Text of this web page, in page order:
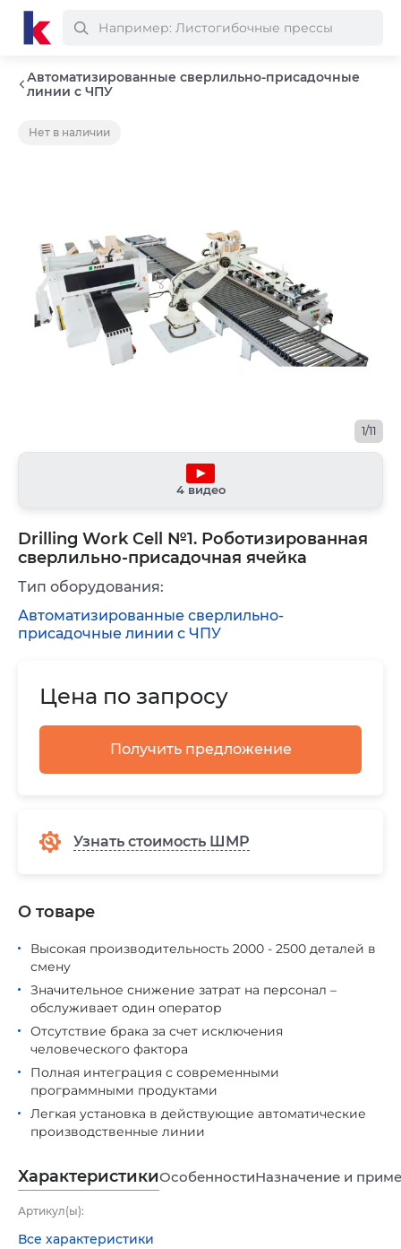
Автоматизированные сверлильно-присадочные
линии с ЧПУ
Нет в наличии
Drilling Work Cell №1. Роботизированная
сверлильно-присадочная ячейка
1/11
4 видео
Цена по запросу
Получить предложение
Узнать стоимость ШМР
Тип оборудования:
Автоматизированные сверлильно-
присадочные линии с ЧПУ
Высокая производительность 2000 - 2500 деталей в
смену
Значительное снижение затрат на персонал –
обслуживает один оператор
Отсутствие брака за счет исключения
человеческого фактора
Полная интеграция с современными
программными продуктами
Легкая установка в действующие автоматические
производственные линии
О товаре
ХарактеристикиОсобенностиНазначение и
Артикул(ы):
Все характеристики